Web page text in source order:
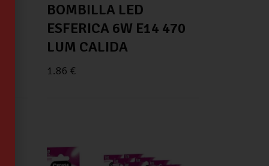
BOMBILLA LED
ESFERICA 6W E14 470
LUM CALIDA
1.86 €